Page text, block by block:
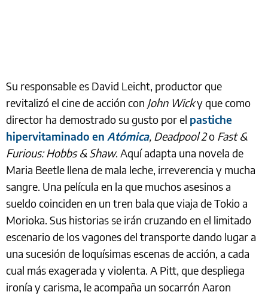
Su responsable es David Leicht, productor que
revitalizó el cine de acción con John Wicky que como
director ha demostrado su gusto por el pastiche
hipervitaminado en Atómica, Deadpool 2o Fast &
Furious: Hobbs & Shaw. Aquí adapta una novela de
Maria Beetle llena de mala leche, irreverencia y mucha
sangre. Una película en la que muchos asesinos a
sueldo coinciden en un tren bala que viaja de Tokio a
Morioka. Sus historias se irán cruzando en el limitado
escenario de los vagones del transporte dando lugar a
una sucesión de loquísimas escenas de acción, a cada
cual más exagerada y violenta. A Pitt, que despliega
ironía y carisma, le acompaña un socarrón Aaron